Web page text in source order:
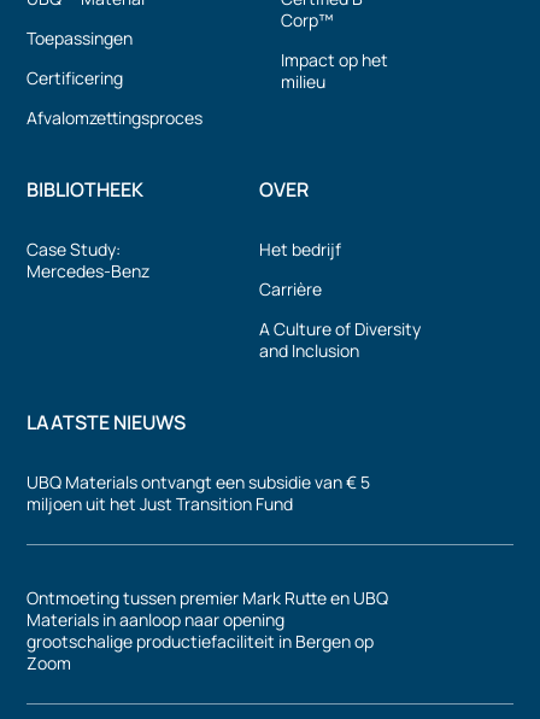
Toepassingen
Certificering
Afvalomzettingsproces
Corp™
Impact op het
milieu
BIBLIOTHEEK
Case Study:
Mercedes-Benz
OVER
Het bedrijf
Carrière
A Culture of Diversity
and Inclusion
LAATSTE NIEUWS
UBQ Materials ontvangt een subsidie van € 5
miljoen uit het Just Transition Fund
Ontmoeting tussen premier Mark Rutte en UBQ
Materials in aanloop naar opening
grootschalige productiefaciliteit in Bergen op
Zoom